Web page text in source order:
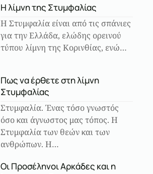
Η λίμνη της Στυμφαλίας
Η Στυμφαλία είναι από τις σπάνιες
για την Ελλάδα, ελώδης ορεινού
τύπου λίμνη της Κορινθίας, ενώ…
Πως να έρθετε στη λίμνη
Στυμφαλίας
Στυμφαλία. Ένας τόσο γνωστός
όσο και άγνωστος μας τόπος. Η
Στυμφαλία των θεών και των
ανθρώπων. Η…
Οι Προσέληνοι Αρκάδες και η